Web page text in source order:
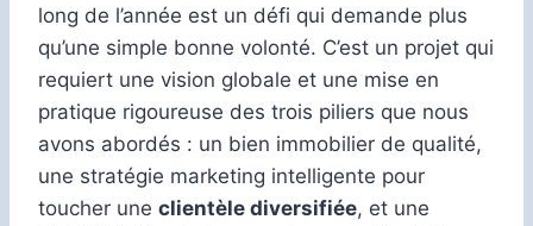
long de l’année est un défi qui demande plus
qu’une simple bonne volonté. C’est un projet qui
requiert une vision globale et une mise en
pratique rigoureuse des trois piliers que nous
avons abordés : un bien immobilier de qualité,
une stratégie marketing intelligente pour
toucher une clientèle diversifiée, et une